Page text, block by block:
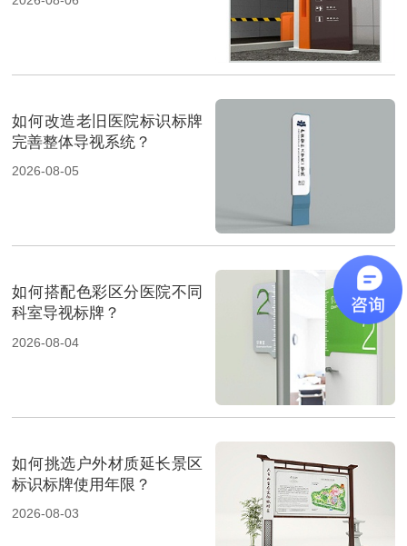
如何改造老旧医院标识标牌
完善整体导视系统？
2026-08-05
如何搭配色彩区分医院不同
科室导视标牌？
2026-08-04
如何挑选户外材质延长景区
标识标牌使用年限？
2026-08-03